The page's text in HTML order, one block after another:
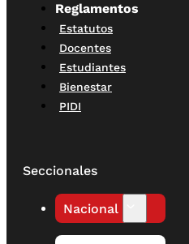
Reglamentos
Estatutos
Docentes
Estudiantes
Bienestar
PIDI
Seccionales
Nacional